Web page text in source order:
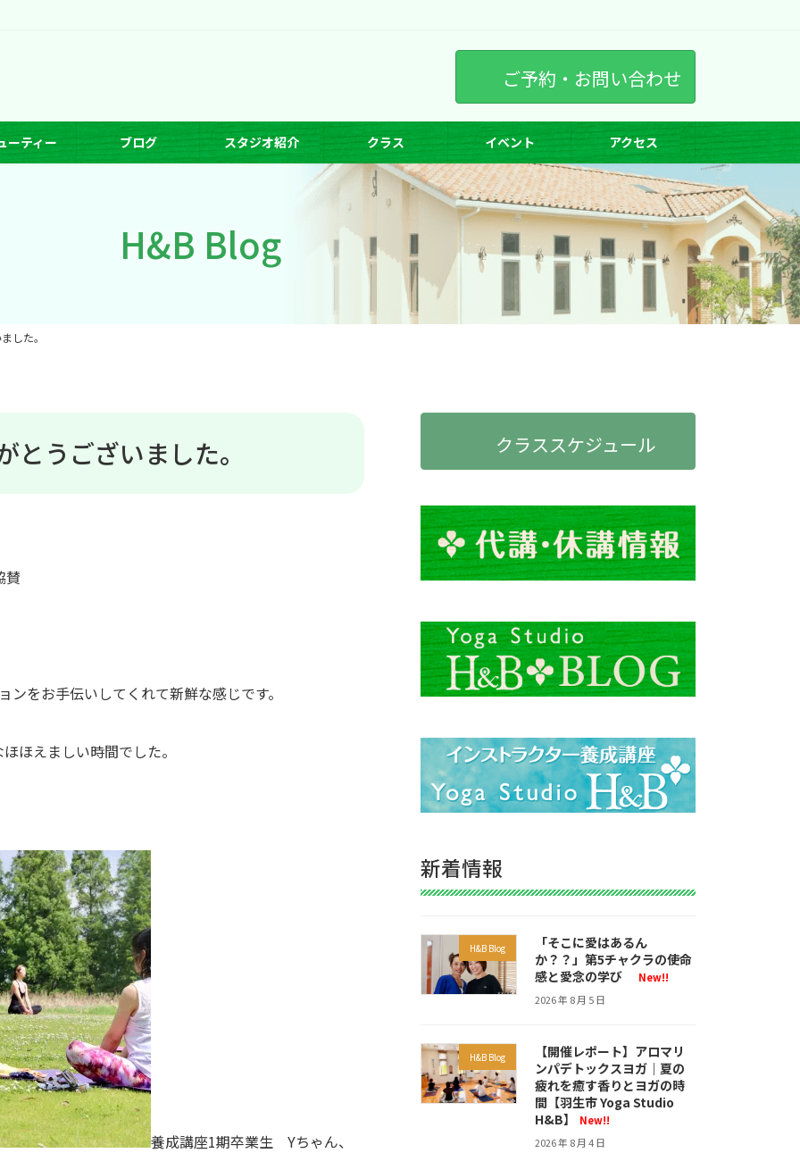
ご予約・お問い合わせ
ーティー ブログ スタジオ紹介 クラス イベント アクセス
H&B Blog
した。
うございました。
賛
をお手伝いしてくれて新鮮な感じです。
ほえましい時間でした。
養成講座1期卒業生 Yちゃん、
クラススケジュール
新着情報
H&B Blog
「そこに愛はあるん
か？？」第5チャクラの使命
感と愛念の学び
New!!
2026 年 8 月 5 日
H&B Blog
【開催レポート】アロマリ
ンパデトックスヨガ｜夏の
疲れを癒す香りとヨガの時
間【羽生市 Yoga Studio
H&B】
New!!
2026 年 8 月 4 日